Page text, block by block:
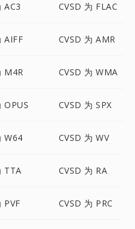
AC3 CVSD 为 FLAC
AIFF CVSD 为 AMR
M4R CVSD 为 WMA
OPUS CVSD 为 SPX
W64 CVSD 为 WV
TTA CVSD 为 RA
PVF CVSD 为 PRC